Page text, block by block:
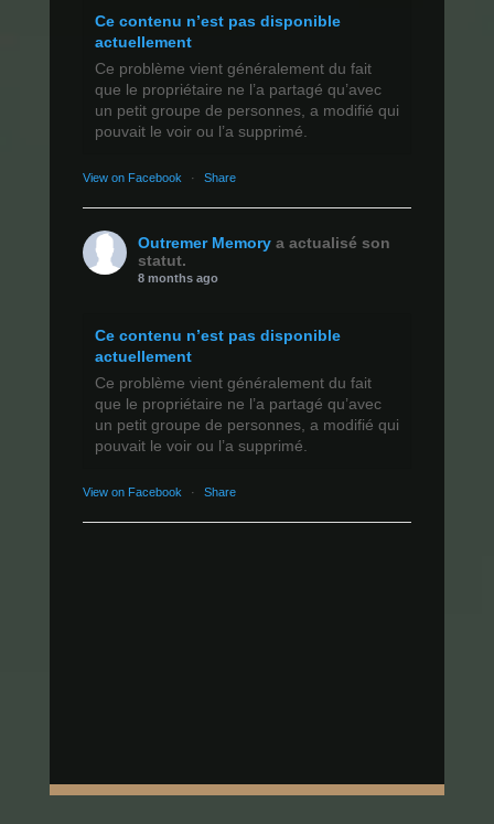
Ce contenu n’est pas disponible
actuellement
Ce problème vient généralement du fait
que le propriétaire ne l’a partagé qu’avec
un petit groupe de personnes, a modifié qui
pouvait le voir ou l’a supprimé.
View on Facebook · Share
Outremer Memory a actualisé son
statut.
8 months ago
Ce contenu n’est pas disponible
actuellement
Ce problème vient généralement du fait
que le propriétaire ne l’a partagé qu’avec
un petit groupe de personnes, a modifié qui
pouvait le voir ou l’a supprimé.
View on Facebook · Share